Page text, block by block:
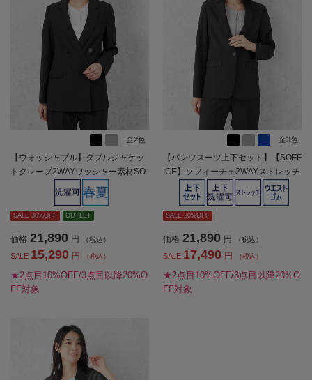
全2色
【ウォッシャブル】ダブルジャケッ
トクレープ2WAYワッシャー素材SO
FFICE【レディース】
SALE 30%OFF OUTLET
価格 21,890 円 （税込）
SALE 15,290 円 （税込）
★2点目10%OFF/3点目以降20%O
FF対象
全3色
【パンツスーツ上下セット】【SOFF
ICE】ソフィーチェ2WAYストレッチ
ジャケットパンツセットストレッチ
セットアップ春夏【レディース】
SALE 20%OFF
価格 21,890 円 （税込）
SALE 17,490 円 （税込）
★2点目10%OFF/3点目以降20%O
FF対象